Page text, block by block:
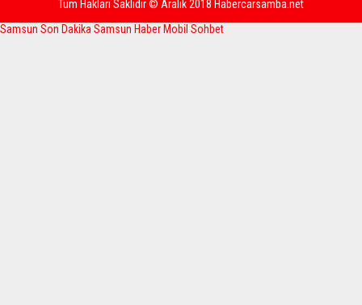
Tüm Hakları Saklıdır © Aralık 2018 Habercarsamba.net
Samsun Son DakikaSamsun Haber Mobil Sohbet